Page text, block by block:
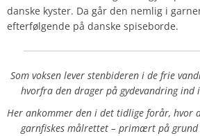
danske kyster. Da går den nemlig i
efterfølgende på danske spiseborde.
Som voksen lever stenbideren i de frie
hvorfra den drager på gydevandring ind
Her ankommer den i det tidlige forår, hvor
garnfiskes målrettet – primært på grund